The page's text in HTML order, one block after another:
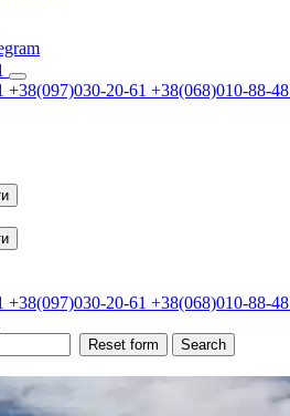
+38(097)030-20-61 +38(068)010-88-48
+38(097)030-20-61 +38(068)010-88-48
Reset form Search